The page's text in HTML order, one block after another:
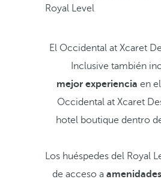
Royal Level
El Occidental at Xcaret
Inclusive también
mejor experiencia en
Occidental at Xcaret
hotel boutique dentro
Los huéspedes del Royal
de acceso a